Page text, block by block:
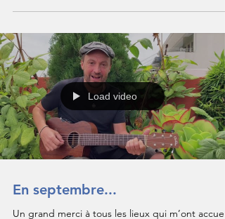
Load video
En septembre...
Un grand merci à tous les lieux qui m’ont